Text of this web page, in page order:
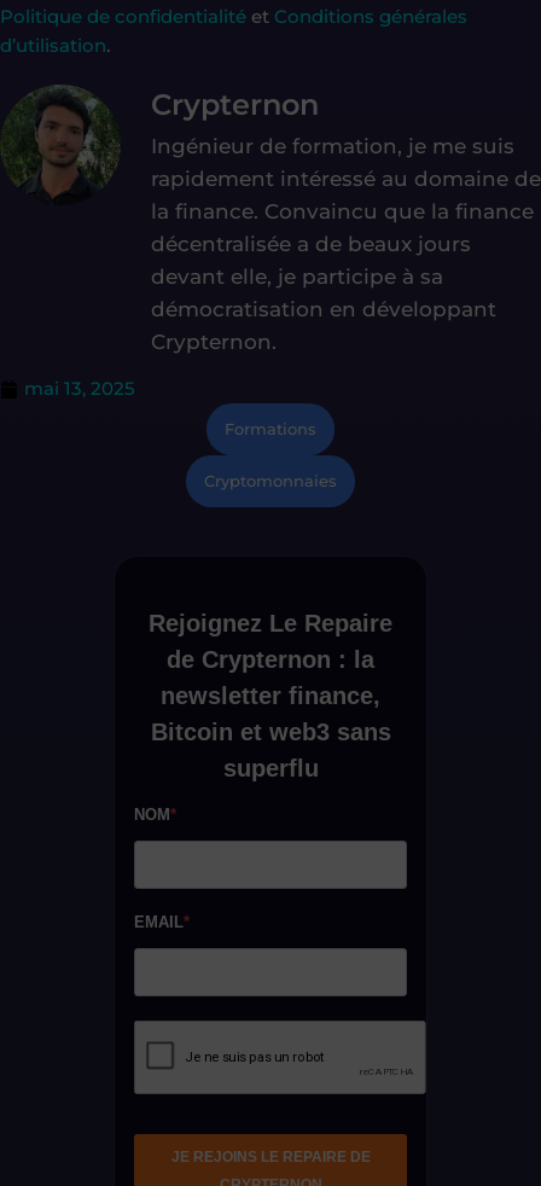
Politique de confidentialité et Conditions générales
d’utilisation.
Crypternon
Ingénieur de formation, je me suis
rapidement intéressé au domaine de
la finance. Convaincu que la finance
décentralisée a de beaux jours
devant elle, je participe à sa
démocratisation en développant
Crypternon.
mai 13, 2025
Formations
Cryptomonnaies